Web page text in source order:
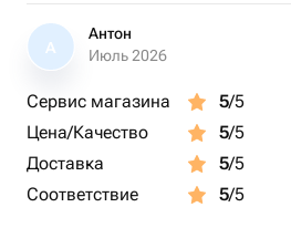
А
Антон
Июль 2026
Сервис магазина 5/5
Цена/Качество
5/5
Доставка
5/5
Соответствие
5/5